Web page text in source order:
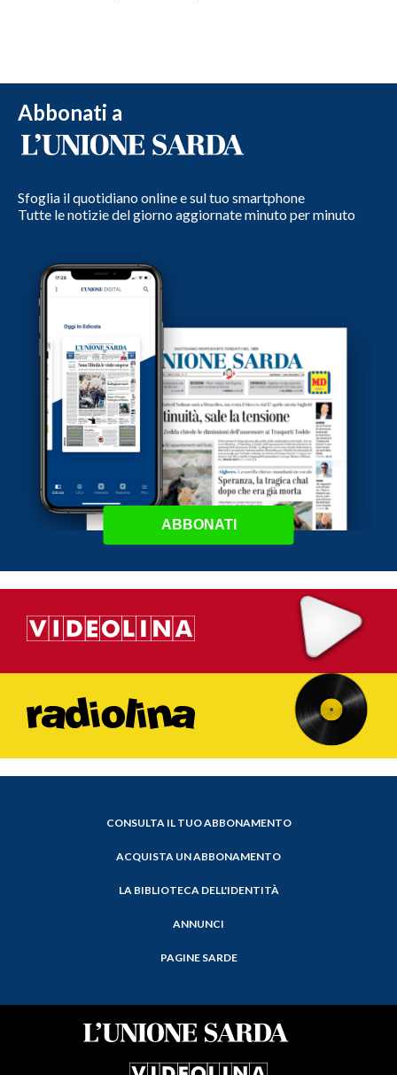
Abbonati a
Sfoglia il quotidiano online e sul tuo smartphone
Tutte le notizie del giorno aggiornate minuto per minuto
ABBONATI
CONSULTA IL TUO ABBONAMENTO
ACQUISTA UN ABBONAMENTO
LA BIBLIOTECA DELL'IDENTITÀ
ANNUNCI
PAGINE SARDE